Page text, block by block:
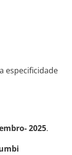
especificidade
2025.